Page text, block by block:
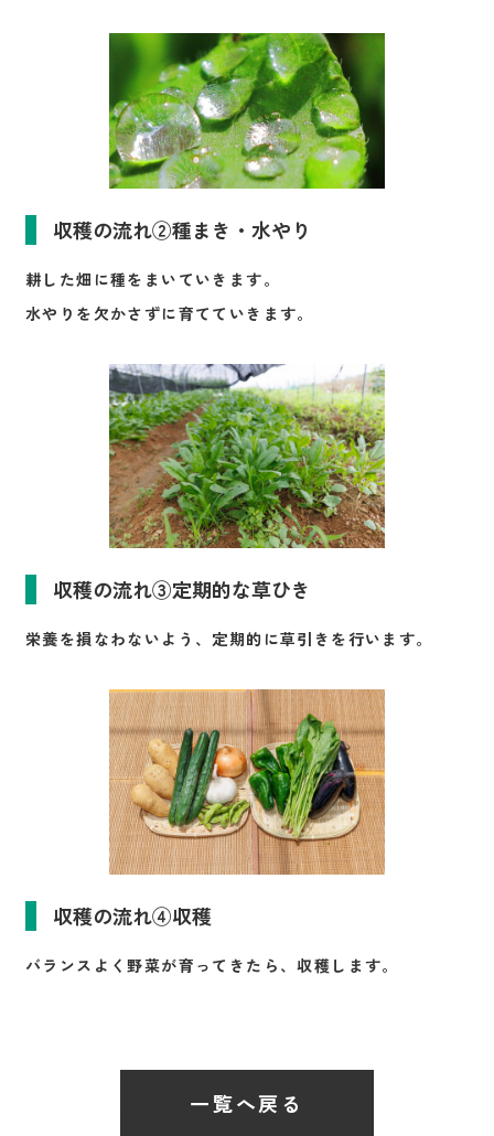
収穫の流れ②種まき・水やり
耕した畑に種をまいていきます。
水やりを欠かさずに育てていきます。
収穫の流れ③定期的な草ひき
栄養を損なわないよう、定期的に草引きを行います。
収穫の流れ④収穫
バランスよく野菜が育ってきたら、収穫します。
一覧へ戻る